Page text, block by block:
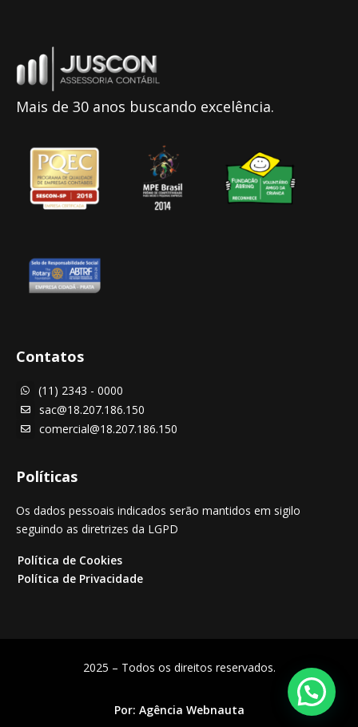
Mais de 30 anos buscando excelência.
Contatos
 (11) 2343 - 0000
 sac@18.207.186.150
 comercial@18.207.186.150
Políticas
Os dados pessoais indicados serão mantidos em sigilo
seguindo as diretrizes da LGPD
Política de Cookies
Política de Privacidade
2025 – Todos os direitos reservados.
Por: Agência Webnauta